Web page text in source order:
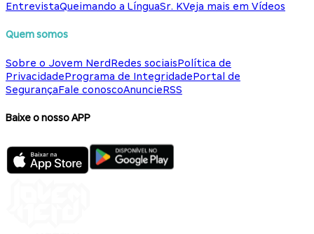
EntrevistaQueimando a LínguaSr. KVeja mais em Vídeos
Quem somos
Sobre o Jovem NerdRedes sociaisPolítica de
PrivacidadePrograma de IntegridadePortal de
SegurançaFale conoscoAnuncieRSS
Baixe o nosso APP